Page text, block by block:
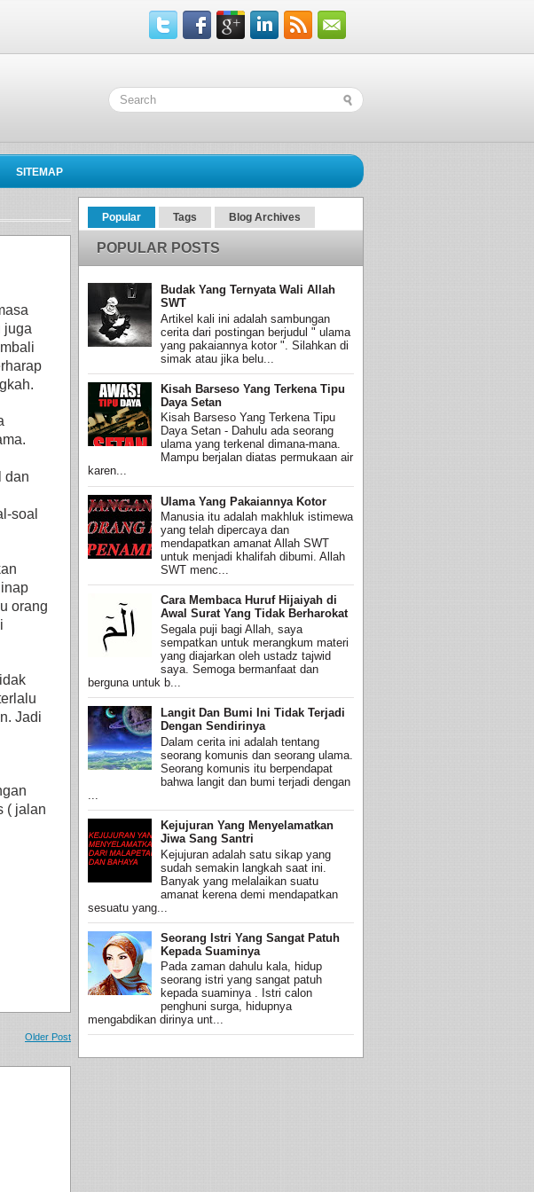
SITEMAP
juga
dan
soal
orang
Jadi
( jalan
Older Post
Popular Tags Blog Archives
POPULAR POSTS
Budak Yang Ternyata Wali Allah
SWT
Artikel kali ini adalah sambungan
cerita dari postingan berjudul " ulama
yang pakaiannya kotor ". Silahkan di
simak atau jika belu...
Kisah Barseso Yang Terkena Tipu
Daya Setan
Kisah Barseso Yang Terkena Tipu
Daya Setan - Dahulu ada seorang
ulama yang terkenal dimana-mana.
Mampu berjalan diatas permukaan air
karen...
Ulama Yang Pakaiannya Kotor
Manusia itu adalah makhluk istimewa
yang telah dipercaya dan
mendapatkan amanat Allah SWT
untuk menjadi khalifah dibumi. Allah
SWT menc...
Cara Membaca Huruf Hijaiyah di
Awal Surat Yang Tidak Berharokat
Segala puji bagi Allah, saya
sempatkan untuk merangkum materi
yang diajarkan oleh ustadz tajwid
saya. Semoga bermanfaat dan
berguna untuk b...
Langit Dan Bumi Ini Tidak Terjadi
Dengan Sendirinya
Dalam cerita ini adalah tentang
seorang komunis dan seorang ulama.
Seorang komunis itu berpendapat
bahwa langit dan bumi terjadi dengan
Kejujuran Yang Menyelamatkan
Jiwa Sang Santri
Kejujuran adalah satu sikap yang
sudah semakin langkah saat ini.
Banyak yang melalaikan suatu
amanat kerena demi mendapatkan
sesuatu yang...
Seorang Istri Yang Sangat Patuh
Kepada Suaminya
Pada zaman dahulu kala, hidup
seorang istri yang sangat patuh
kepada suaminya . Istri calon
penghuni surga, hidupnya
mengabdikan dirinya unt...